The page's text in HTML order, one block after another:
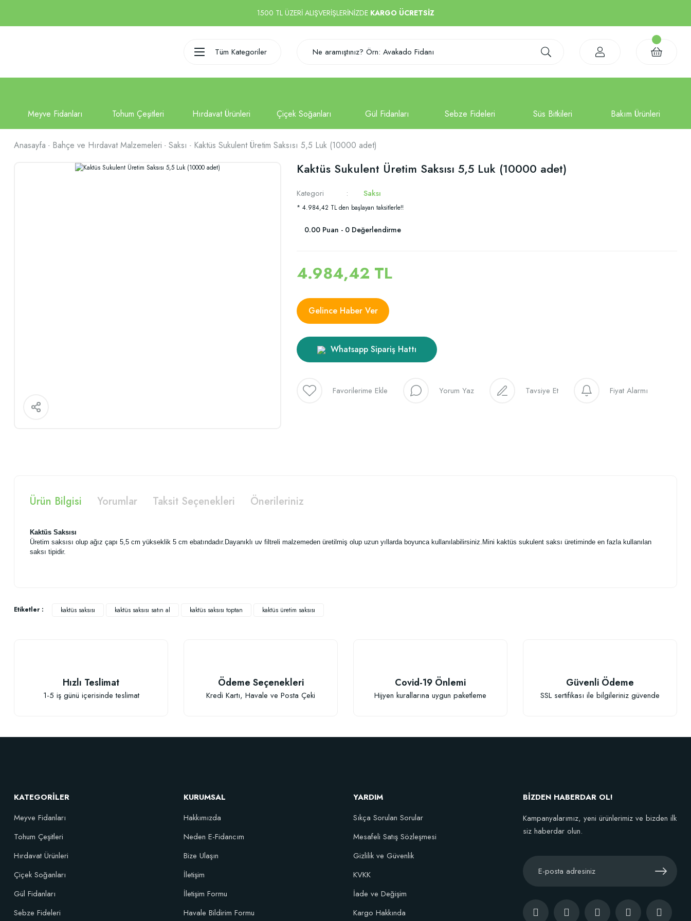
1500 TL ÜZERİ ALIŞVERİŞLERİNİZDE KARGO ÜCRETSİZ
Tüm Kategoriler
Anasayfa Bahçe ve Hırdavat Malzemeleri Saksı Kaktüs Sukulent Üretim Saksısı 5,5 Luk (10000 adet)
Kaktüs Sukulent Üretim Saksısı 5,5 Luk (10000 adet)
Kategori Saksı
* 4.984,42 TL den başlayan taksitlerle!!
0.00 Puan - 0 Değerlendirme
4.984,42 TL
Gelince Haber Ver
Whatsapp Sipariş Hattı
Yorum Yaz Tavsiye Et Fiyat Alarmı
Ürün Bilgisi Yorumlar Taksit Seçenekleri Önerileriniz
Kaktüs Saksısı
Üretim saksısı olup ağız çapı 5,5 cm yükseklik 5 cm ebatındadır.Dayanıklı uv filtreli malzemeden üretilmiş olup uzun yıllarda boyunca kullanılabilirsiniz.Mini kaktüs sukulent saksı üretiminde en fazla kullanılan
saksı tipidir.
Bu ürüne ilk yorumu siz yapın!
Bu ürüne benzer farklı alternatifler olmalı.
Etiketler : kaktüs saksısı kaktüs saksısı satın al kaktüs saksısı toptan kaktüs üretim saksısı
Hızlı Teslimat
1-5 iş günü içerisinde teslimat
Ödeme Seçenekleri
Kredi Kartı, Havale ve Posta Çeki
Covid-19 Önlemi
Hijyen kurallarına uygun paketleme
Güvenli Ödeme
SSL sertifikası ile bilgileriniz güvende
KATEGORİLER
Meyve Fidanları
Tohum Çeşitleri
Hırdavat Ürünleri
Çiçek Soğanları
Gül Fidanları
Sebze Fideleri
KURUMSAL
Hakkımızda
Neden E-Fidancım
Bize Ulaşın
İletişim
İletişim Formu
Havale Bildirim Formu
YARDIM
Sıkça Sorulan Sorular
Mesafeli Satış Sözleşmesi
Gizlilik ve Güvenlik
KVKK
İade ve Değişim
Kargo Hakkında
BİZDEN HABERDAR OL!
Kampanyalarımız, yeni ürünlerimiz ve bizden ilk
siz haberdar olun.